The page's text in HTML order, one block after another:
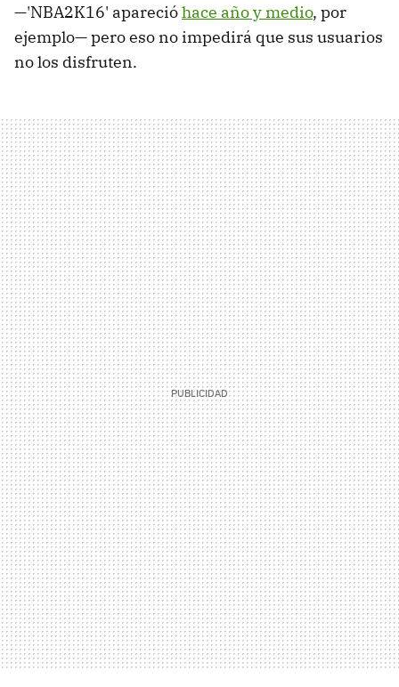
—'NBA2K16' aparecióhace año y medio, por
ejemplo— pero eso no impedirá que sus usuarios
no los disfruten.